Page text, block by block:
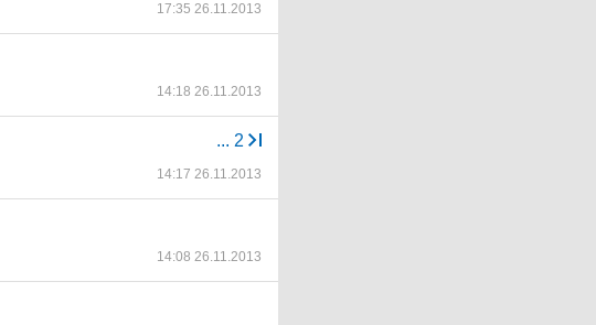
17:35 26.11.2013
14:18 26.11.2013
... 2
14:17 26.11.2013
14:08 26.11.2013